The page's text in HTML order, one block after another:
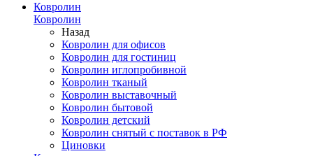
Ковролин
Ковролин
Назад
Ковролин для офисов
Ковролин для гостиниц
Ковролин иглопробивной
Ковролин тканый
Ковролин выставочный
Ковролин бытовой
Ковролин детский
Ковролин снятый с поставок в РФ
Циновки